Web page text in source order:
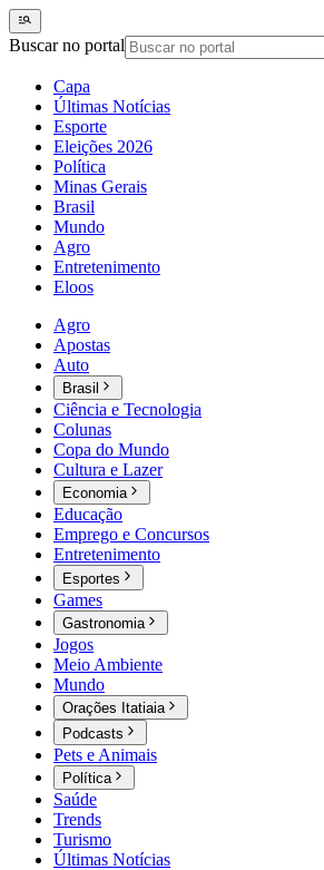
Buscar no portal
Capa
Últimas Notícias
Esporte
Eleições 2026
Política
Minas Gerais
Brasil
Mundo
Agro
Entretenimento
Eloos
Agro
Apostas
Auto
Brasil
Ciência e Tecnologia
Colunas
Copa do Mundo
Cultura e Lazer
Economia
Educação
Emprego e Concursos
Entretenimento
Esportes
Games
Gastronomia
Jogos
Meio Ambiente
Mundo
Orações Itatiaia
Podcasts
Pets e Animais
Política
Saúde
Trends
Turismo
Últimas Notícias